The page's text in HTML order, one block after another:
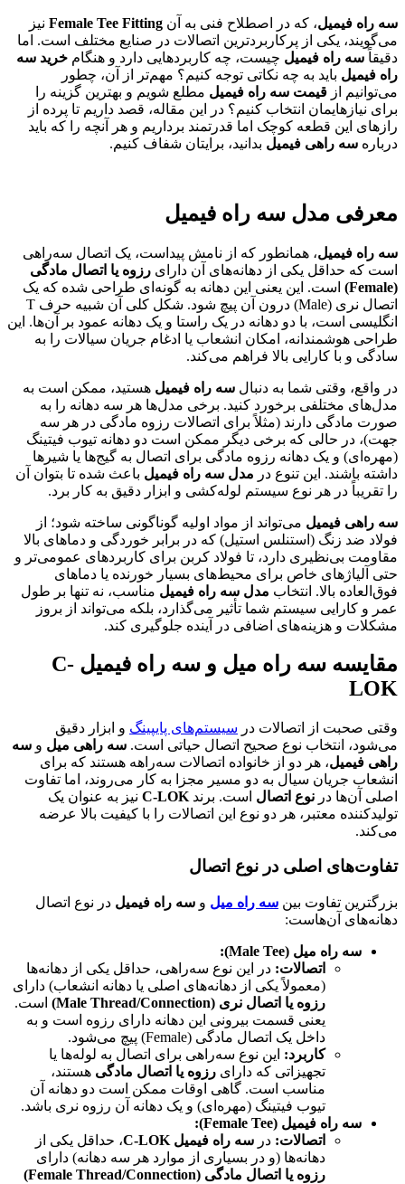
سه راه فیمیل، که در اصطلاح فنی به آن Female Tee Fitting نیز
می‌گویند، یکی از پرکاربردترین اتصالات در صنایع مختلف است. اما
دقیقاً سه راه فیمیل چیست، چه کاربردهایی دارد و هنگام خرید سه
راه فیمیل باید به چه نکاتی توجه کنیم؟ مهم‌تر از آن، چطور
می‌توانیم از قیمت سه راه فیمیل مطلع شویم و بهترین گزینه را
برای نیازهایمان انتخاب کنیم؟ در این مقاله، قصد داریم تا پرده از
رازهای این قطعه کوچک اما قدرتمند برداریم و هر آنچه را که باید
درباره سه راهی فیمیل بدانید، برایتان شفاف کنیم.
معرفی مدل سه راه فیمیل
سه راه فیمیل، همانطور که از نامش پیداست، یک اتصال سه‌راهی
است که حداقل یکی از دهانه‌های آن دارای رزوه یا اتصال مادگی
(Female)
است. این یعنی این دهانه به گونه‌ای طراحی شده که یک
اتصال نری (Male) درون آن پیچ شود. شکل کلی آن شبیه حرف T
انگلیسی است، با دو دهانه در یک راستا و یک دهانه عمود بر آن‌ها. این
طراحی هوشمندانه، امکان انشعاب یا ادغام جریان سیالات را به
سادگی و با کارایی بالا فراهم می‌کند.
در واقع، وقتی شما به دنبال سه راه فیمیل هستید، ممکن است به
مدل‌های مختلفی برخورد کنید. برخی مدل‌ها هر سه دهانه را به
صورت مادگی دارند (مثلاً برای اتصالات رزوه مادگی در هر سه
جهت)، در حالی که برخی دیگر ممکن است دو دهانه تیوب فیتینگ
(مهره‌ای) و یک دهانه رزوه مادگی برای اتصال به گیج‌ها یا شیرها
داشته باشند. این تنوع در مدل سه راه فیمیل باعث شده تا بتوان آن
را تقریباً در هر نوع سیستم لوله‌کشی و ابزار دقیق به کار برد.
سه راهی فیمیل می‌تواند از مواد اولیه گوناگونی ساخته شود؛ از
فولاد ضد زنگ (استنلس استیل) که در برابر خوردگی و دماهای بالا
مقاومت بی‌نظیری دارد، تا فولاد کربن برای کاربردهای عمومی‌تر و
حتی آلیاژهای خاص برای محیط‌های بسیار خورنده یا دماهای
فوق‌العاده بالا. انتخاب مدل سه راه فیمیل مناسب، نه تنها بر طول
عمر و کارایی سیستم شما تأثیر می‌گذارد، بلکه می‌تواند از بروز
مشکلات و هزینه‌های اضافی در آینده جلوگیری کند.
مقایسه سه راه میل و سه راه فیمیل C-
LOK
وقتی صحبت از اتصالات در سیستم‌های پایپینگ و ابزار دقیق
می‌شود، انتخاب نوع صحیح اتصال حیاتی است. سه راهی میل و سه
راهی فیمیل، هر دو از خانواده اتصالات سه‌راهه هستند که برای
انشعاب جریان سیال به دو مسیر مجزا به کار می‌روند، اما تفاوت
اصلی آن‌ها در نوع اتصال است. برند C-LOK نیز به عنوان یک
تولیدکننده معتبر، هر دو نوع این اتصالات را با کیفیت بالا عرضه
می‌کند.
تفاوت‌های اصلی در نوع اتصال
بزرگترین تفاوت بین سه راه میل و سه راه فیمیل در نوع اتصال
دهانه‌های آن‌هاست:
سه راه میل (Male Tee):
اتصالات: در این نوع سه‌راهی، حداقل یکی از دهانه‌ها
(معمولاً یکی از دهانه‌های اصلی یا دهانه انشعاب) دارای
رزوه یا اتصال نری (Male Thread/Connection)
است.
یعنی قسمت بیرونی این دهانه دارای رزوه است و به
داخل یک اتصال مادگی (Female) پیچ می‌شود.
کاربرد: این نوع سه‌راهی برای اتصال به لوله‌ها یا
تجهیزاتی که دارای رزوه یا اتصال مادگی هستند،
مناسب است. گاهی اوقات ممکن است دو دهانه آن
تیوب فیتینگ (مهره‌ای) و یک دهانه آن رزوه نری باشد.
سه راه فیمیل (Female Tee):
اتصالات: در سه راه فیمیل C-LOK
، حداقل یکی از
دهانه‌ها (و در بسیاری از موارد هر سه دهانه) دارای
رزوه یا اتصال مادگی (Female Thread/Connection)